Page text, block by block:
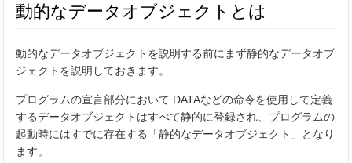
動的なデータオブジェクトとは
動的なデータオブジェクトを説明する前にまず静的なデータオブ
ジェクトを説明しておきます。
プログラムの宣言部分において DATAなどの命令を使用して定義
するデータオブジェクトはすべて静的に登録され、プログラムの
起動時にはすでに存在する「静的なデータオブジェクト」となり
ます。